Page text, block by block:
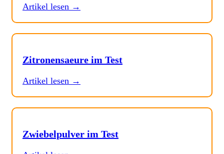
Artikel lesen →
Zitronensaeure im Test
Artikel lesen →
Zwiebelpulver im Test